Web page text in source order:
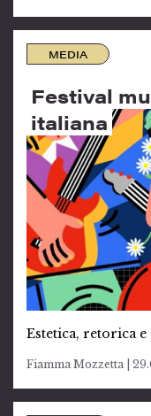
MEDIA
Festival
italiana
Estetica, retorica
Fiamma Mozzetta |